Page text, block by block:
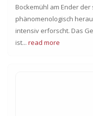
Bockemühl am Ender
phänomenologisch
intensiv erforscht. Das
ist... read more